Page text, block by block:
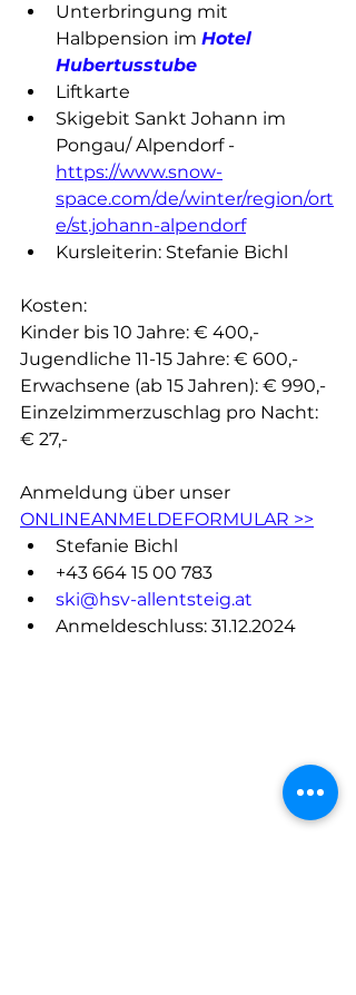
Unterbringung mit
Halbpension im Hotel
Hubertusstube
Liftkarte
Skigebit Sankt Johann im
Pongau/ Alpendorf -
https://www.snow-
space.com/de/winter/region/ort
e/st.johann-alpendorf
Kursleiterin: Stefanie Bichl
Kosten:
Kinder bis 10 Jahre: € 400,-
Jugendliche 11-15 Jahre: € 600,-
Erwachsene (ab 15 Jahren): € 990,-
Einzelzimmerzuschlag pro Nacht:
€ 27,-
Anmeldung über unser
ONLINEANMELDEFORMULAR >>
Stefanie Bichl
+43 664 15 00 783
ski@hsv-allentsteig.at
Anmeldeschluss: 31.12.2024